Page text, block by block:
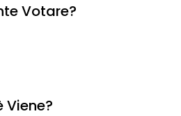
Votare?
Viene?